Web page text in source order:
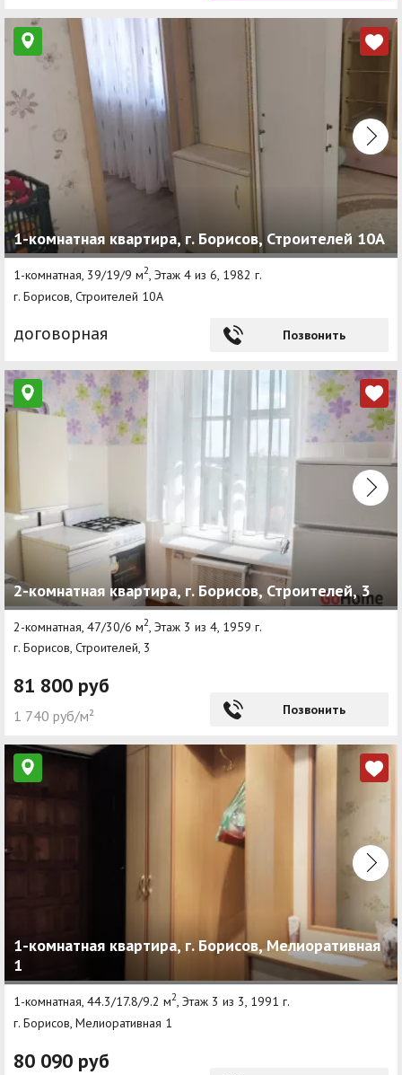
1-комнатная квартира, г. Борисов, Строителей 10А
1-комнатная, 39/19/9 м2, Этаж 4 из 6, 1982 г.
г. Борисов, Строителей 10А
договорная Позвонить
2-комнатная квартира, г. Борисов, Строителей, 3
2-комнатная, 47/30/6 м2 , Этаж 3 из 4, 1959 г.
г. Борисов, Строителей, 3
81 800 руб
1 740 руб/м² Позвонить
1-комнатная квартира, г. Борисов, Мелиоративная
1
1-комнатная, 44.3/17.8/9.2 м2, Этаж 3 из 3, 1991 г.
г. Борисов, Мелиоративная 1
80 090 руб